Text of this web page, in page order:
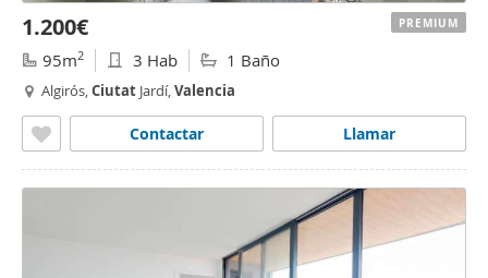
1.200€
95m2 3 Hab 1 Baño
Algirós,Ciutat Jardí,Valencia
Llamar
Contactar
PREMIUM